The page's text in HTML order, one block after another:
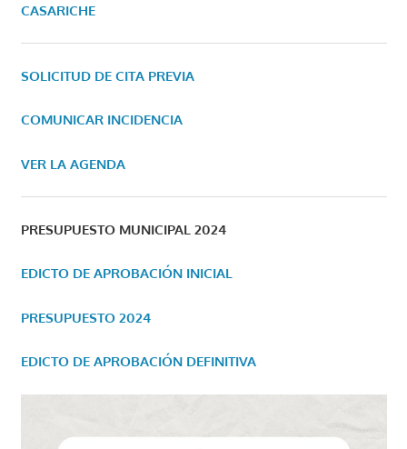
CASARICHE
SOLICITUD DE CITA PREVIA
COMUNICAR INCIDENCIA
VER LA AGENDA
PRESUPUESTO MUNICIPAL 2024
EDICTO DE APROBACIÓN INICIAL
PRESUPUESTO 2024
EDICTO DE APROBACIÓN DEFINITIVA